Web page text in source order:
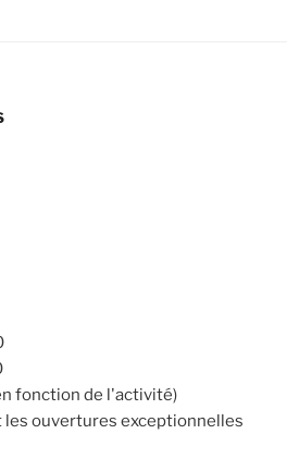
fonction de l'activité)
les ouvertures exceptionnelles